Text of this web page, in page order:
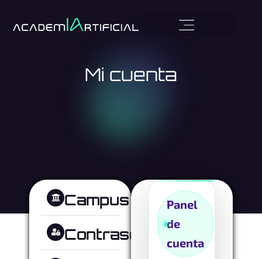
Mi cuenta
Campus
Contraseña
Panel
de
cuenta